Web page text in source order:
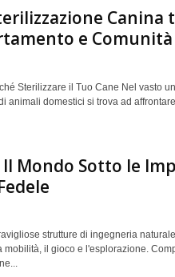
Canina
e Comunità
Sterilizzare il Tuo Cane Nel vasto
animali domestici si trova ad
Il Mondo Sotto le
strutture di ingegneria
mobilità, il gioco e l'esplorazione.